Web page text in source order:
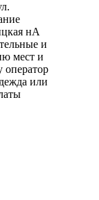
нА
и
мест и
оператор
или